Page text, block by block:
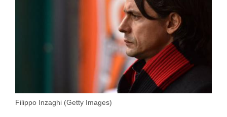
Filippo Inzaghi (Getty Images)